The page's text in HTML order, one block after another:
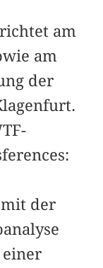
am
am
der
mit der
einer